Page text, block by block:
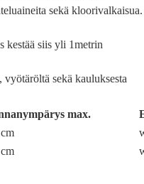
sekä kloorivalkaisua.
kestää siis yli 1metrin
sekä kauluksesta
max.